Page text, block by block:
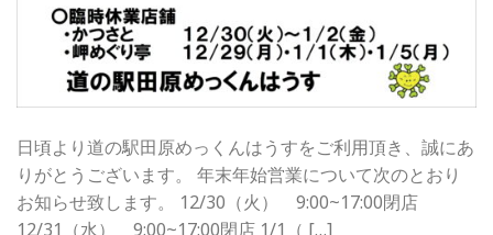
日頃より道の駅田原めっくんはうすをご利用頂き、誠にあ
りがとうございます。 年末年始営業について次のとおり
お知らせ致します。 12/30（火） 9:00~17:00閉店
12/31（水） 9:00~17:00閉店 1/1（ […]